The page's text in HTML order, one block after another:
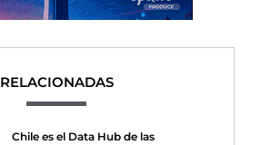
RELACIONADAS
Chile es el Data Hub de las